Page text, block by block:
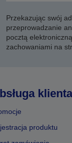
Przekazując swój
przeprowadzanie
pocztą
zachowaniami na
klienta
produktu